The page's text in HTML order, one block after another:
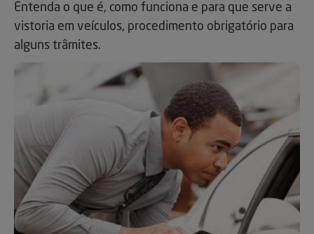
Entenda o que é, como funciona e para que serve a
vistoria em veículos, procedimento obrigatório para
alguns trâmites.